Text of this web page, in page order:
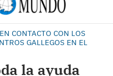
CONTACTO CON LOS
GALLEGOS EN EL
la ayuda